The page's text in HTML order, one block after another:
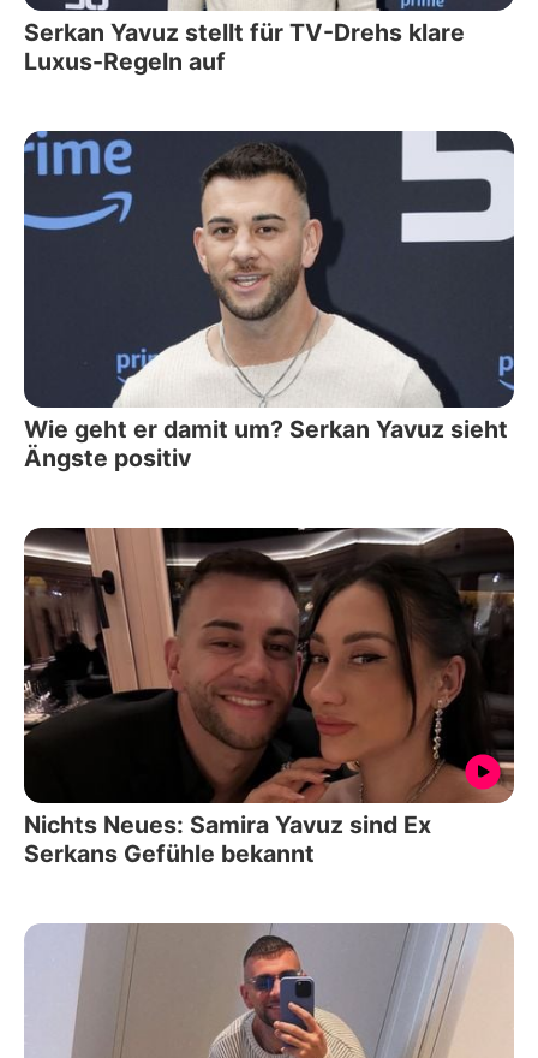
Serkan Yavuz stellt für TV-Drehs klare
Luxus-Regeln auf
Wie geht er damit um? Serkan Yavuz sieht
Ängste positiv
Nichts Neues: Samira Yavuz sind Ex
Serkans Gefühle bekannt